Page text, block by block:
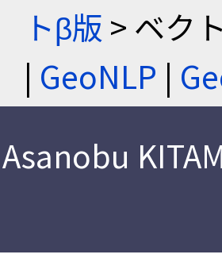
トβ版 > ベク
| GeoNLP |
Asanobu